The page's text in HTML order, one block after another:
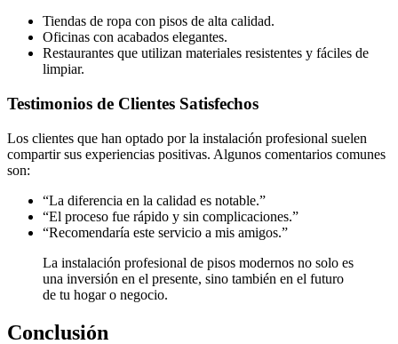
Tiendas de ropa con pisos de alta calidad.
Oficinas con acabados elegantes.
Restaurantes que utilizan materiales resistentes y fáciles de
limpiar.
Testimonios de Clientes Satisfechos
Los clientes que han optado por la instalación profesional suelen
compartir sus experiencias positivas. Algunos comentarios comunes
son:
“La diferencia en la calidad es notable.”
“El proceso fue rápido y sin complicaciones.”
“Recomendaría este servicio a mis amigos.”
La instalación profesional de pisos modernos no solo es
una inversión en el presente, sino también en el futuro
de tu hogar o negocio.
Conclusión